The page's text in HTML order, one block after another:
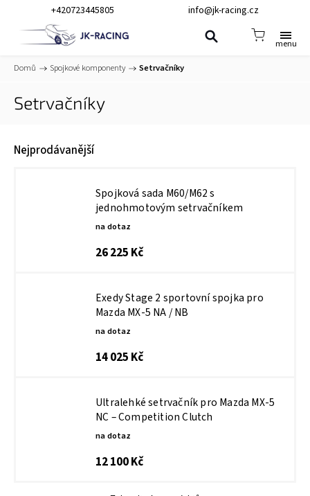
+420723445805 info@jk-racing.cz
Domů / Spojkové komponenty / Setrvačníky
Setrvačníky
Nejprodávanější
Spojková sada M60/M62 s
jednohmotovým setrvačníkem
na dotaz
26 225 Kč
Exedy Stage 2 sportovní spojka pro
Mazda MX‑5 NA / NB
na dotaz
14 025 Kč
Ultralehké setrvačník pro Mazda MX‑5
NC – Competition Clutch
na dotaz
12 100 Kč